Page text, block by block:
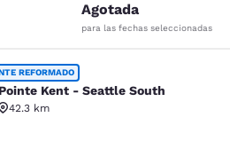
Agotada
para las fechas seleccionadas
- Seattle South
REFORMADO
Kent - Seattle South
42.3 km
de 4.33 estrellas. Excelente. 21 reseñas